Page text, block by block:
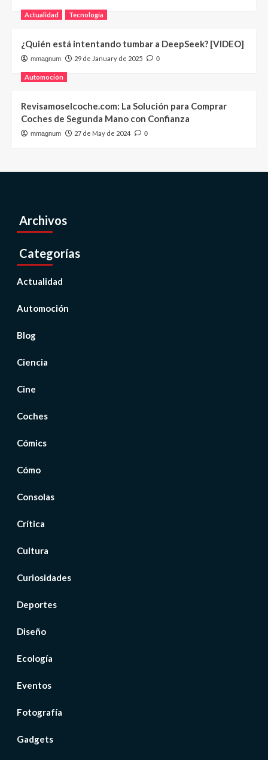
Actualidad Tecnología
¿Quién está intentando tumbar a DeepSeek? [VIDEO]
mmagnum 29 de January de 2025 0
Automoción
Revisamoselcoche.com: La Solución para Comprar
Coches de Segunda Mano con Confianza
mmagnum 27 de May de 2024 0
Archivos
Categorías
Actualidad
Automoción
Blog
Ciencia
Cine
Coches
Cómics
Cómo
Consolas
Crítica
Cultura
Curiosidades
Deportes
Diseño
Ecología
Eventos
Fotografía
Gadgets